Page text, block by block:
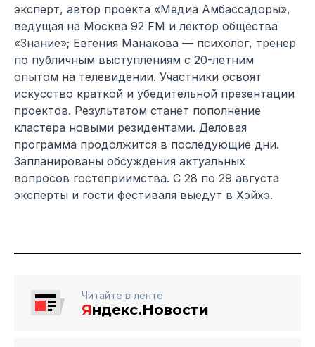
эксперт, автор проекта «Медиа Амбассадоры»,
ведущая на Москва 92 FM и лектор общества
«Знание»; Евгения Манакова — психолог, тренер
по публичным выступлениям с 20-летним
опытом на телевидении. Участники освоят
искусство краткой и убедительной презентации
проектов. Результатом станет пополнение
кластера новыми резидентами. Деловая
программа продолжится в последующие дни.
Запланированы обсуждения актуальных
вопросов гостеприимства. С 28 по 29 августа
эксперты и гости фестиваля выедут в Хэйхэ.
Читайте в ленте
Яндекс.Новости